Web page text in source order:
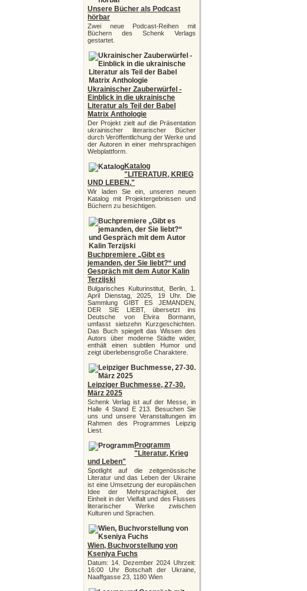
Unsere Bücher als Podcast
hörbar
Zwei neue Podcast-Reihen mit
Büchern des Schenk Verlags
gestartet.
Ukrainischer Zauberwürfel -
Einblick in die ukrainische
Literatur als Teil der Babel
Matrix Anthologie
Der Projekt zielt auf die Präsentation
ukrainischer literarischer Bücher
durch Veröffentlichung der Werke und
der Autoren in einer mehrsprachigen
Webplattform.
Katalog
"LITERATUR, KRIEG
UND LEBEN."
Wir laden Sie ein, unseren neuen
Katalog mit Projektergebnissen und
Büchern zu besichtigen.
Buchpremiere „Gibt es
jemanden, der Sie liebt?“ und
Gespräch mit dem Autor Kalin
Terzijski
Bulgarisches Kulturinstitut, Berlin, 1.
April Dienstag, 2025, 19 Uhr. Die
Sammlung GIBT ES JEMANDEN,
DER SIE LIEBT, übersetzt ins
Deutsche von Elvira Bormann,
umfasst siebzehn Kurzgeschichten.
Das Buch spiegelt das Wissen des
Autors über moderne Städte wider,
enthält einen subtilen Humor und
zeigt überlebensgroße Charaktere.
Leipziger Buchmesse, 27-30.
März 2025
Schenk Verlag ist auf der Messe, in
Halle 4 Stand E 213. Besuchen Sie
uns und unsere Veranstaltungen im
Rahmen des Programmes Leipzig
Liest.
Programm
"Literatur, Krieg
und Leben"
Spotlight auf die zeitgenössische
Literatur und das Leben der Ukraine
ist eine Umsetzung der europäischen
Idee der Mehrsprachigkeit, der
Einheit in der Vielfalt und des Flusses
literarischer Werke zwischen
Kulturen und Sprachen.
Wien, Buchvorstellung von
Kseniya Fuchs
Datum: 14. Dezember 2024 Uhrzeit:
16:00 Uhr Botschaft der Ukraine,
Naaffgasse 23, 1180 Wien